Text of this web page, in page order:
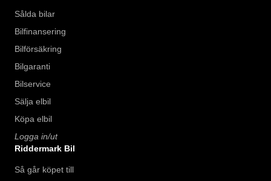
Sålda bilar
Bilfinansering
Bilförsäkring
Bilgaranti
Bilservice
Sälja elbil
Köpa elbil
Logga in/ut
Riddermark Bil
Så går köpet till